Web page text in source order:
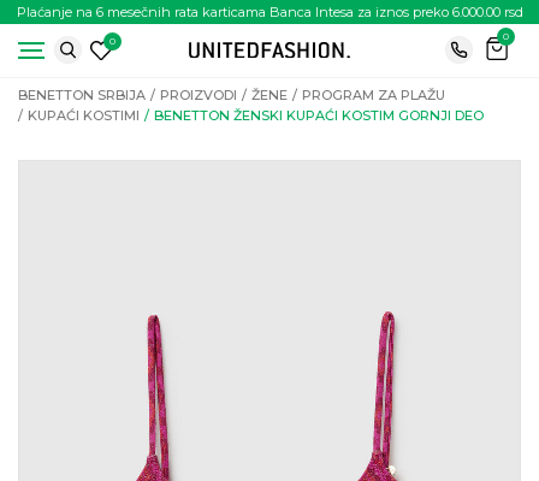
Plaćanje na 6 mesečnih rata karticama Banca Intesa za iznos preko 6.000.00 rsd
0
0
BENETTON SRBIJA PROIZVODI ŽENE
PROGRAM ZA PLAŽU
KUPAĆI KOSTIMI
BENETTON ŽENSKI KUPAĆI KOSTIM GORNJI DEO